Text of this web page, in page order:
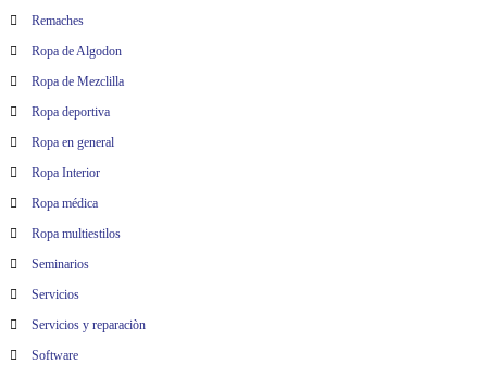
Remaches
Ropa de Algodon
Ropa de Mezclilla
Ropa deportiva
Ropa en general
Ropa Interior
Ropa médica
Ropa multiestilos
Seminarios
Servicios
Servicios y reparaciòn
Software